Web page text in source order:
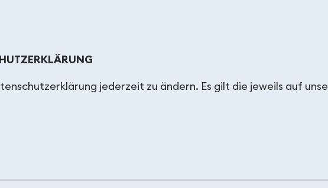
jederzeit zu ändern. Es gilt die jeweils auf